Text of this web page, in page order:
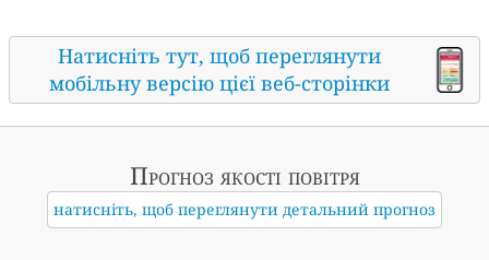
Натисніть тут, щоб переглянути
мобільну версію цієї веб-сторінки
Прогноз якості повітря
натисніть, щоб переглянути детальний прогноз